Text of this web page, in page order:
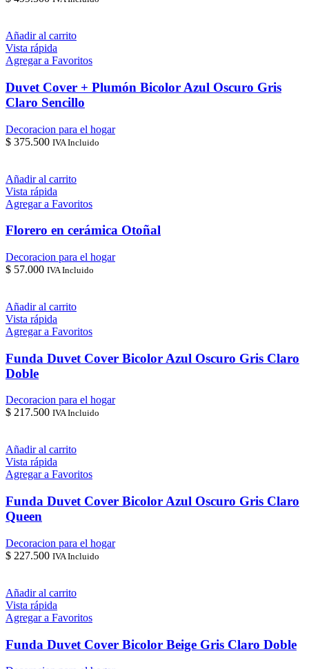
Añadir al carrito
Vista rápida
Agregar a Favoritos
Duvet Cover + Plumón Bicolor Azul Oscuro Gris
Claro Sencillo
Decoracion para el hogar
$ 375.500 IVA Incluido
Añadir al carrito
Vista rápida
Agregar a Favoritos
Florero en cerámica Otoñal
Decoracion para el hogar
$ 57.000 IVA Incluido
Añadir al carrito
Vista rápida
Agregar a Favoritos
Funda Duvet Cover Bicolor Azul Oscuro Gris Claro
Doble
Decoracion para el hogar
$ 217.500 IVA Incluido
Añadir al carrito
Vista rápida
Agregar a Favoritos
Funda Duvet Cover Bicolor Azul Oscuro Gris Claro
Queen
Decoracion para el hogar
$ 227.500 IVA Incluido
Añadir al carrito
Vista rápida
Agregar a Favoritos
Funda Duvet Cover Bicolor Beige Gris Claro Doble